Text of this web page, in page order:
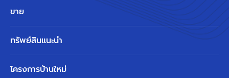
ขาย
ทรัพย์สินแนะนำ
โครงการบ้านใหม่